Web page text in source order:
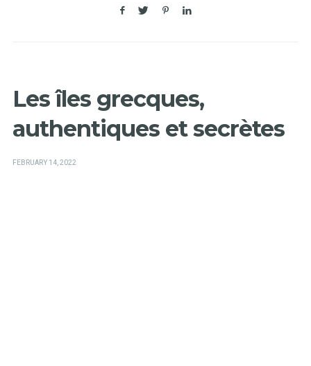
Les îles grecques,
authentiques et secrètes
POSTED
FEBRUARY 14, 2022